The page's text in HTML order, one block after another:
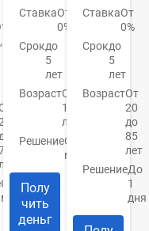
до
лет
От 10
минут
СтавкаОт
0%
Срокдо
5
лет
ВозрастОт
18
лет
РешениеОт 1
минуты
Полу
чить
деньг
СтавкаОт
0%
Срокдо
5
лет
ВозрастОт
20
до
85
лет
РешениеДо
1
дня